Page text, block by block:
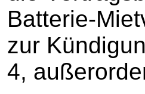
Batterie-
zur
4,